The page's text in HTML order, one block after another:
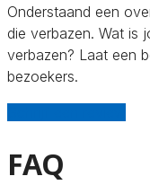
Onderstaand een
die verbazen. Wat is
verbazen? Laat een
bezoekers.
FAQ